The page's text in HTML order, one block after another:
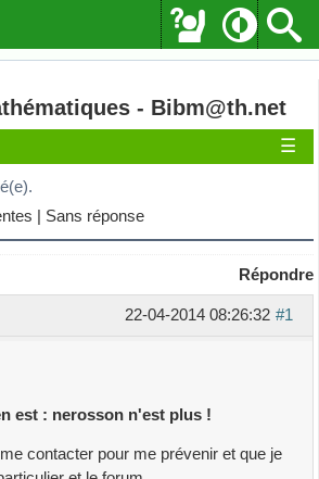
- Bibm@th.net
☰
| Sans réponse
Répondre
#1
22-04-2014 08:26:32
est : nerosson n'est plus !
contacter pour me prévenir et que je